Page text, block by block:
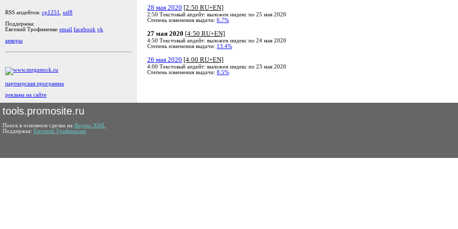
RSS апдейтов: cp1251
utf8
Поддержка:
Евгений Трофименко email facebook vk
анкоры
партнерская программа
реклама на сайте
28 мая 2020 [2:50 RU+EN]
2:50 Текстовый апдейт: выложен индекс по 25 мая 2020
Степень изменения выдачи: 6.7%
27 мая 2020 [4:50 RU+EN]
4:50 Текстовый апдейт: выложен индекс по 24 мая 2020
Степень изменения выдачи: 13.4%
26 мая 2020 [4:00 RU+EN]
4:00 Текстовый апдейт: выложен индекс по 23 мая 2020
Степень изменения выдачи: 8.5%
tools.promosite.ru
Поиск в основном сделан на Яндекс.XML
Поддержка: Евгений Трофименко